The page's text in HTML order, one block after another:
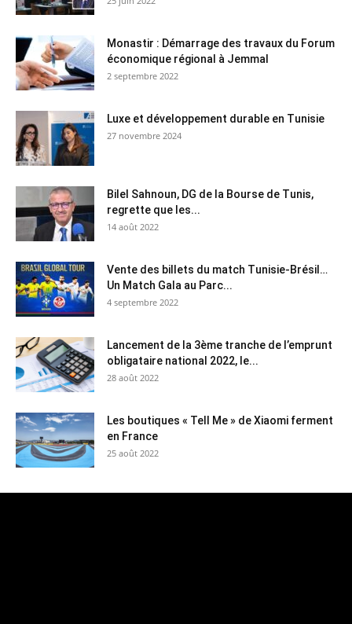
Monastir : Démarrage des travaux du Forum
économique régional à Jemmal
2 septembre 2022
Luxe et développement durable en Tunisie
27 novembre 2024
Bilel Sahnoun, DG de la Bourse de Tunis,
regrette que les...
14 août 2022
Vente des billets du match Tunisie-Brésil…
Un Match Gala au Parc...
4 septembre 2022
Lancement de la 3ème tranche de l’emprunt
obligataire national 2022, le...
28 août 2022
Les boutiques « Tell Me » de Xiaomi ferment
en France
25 août 2022